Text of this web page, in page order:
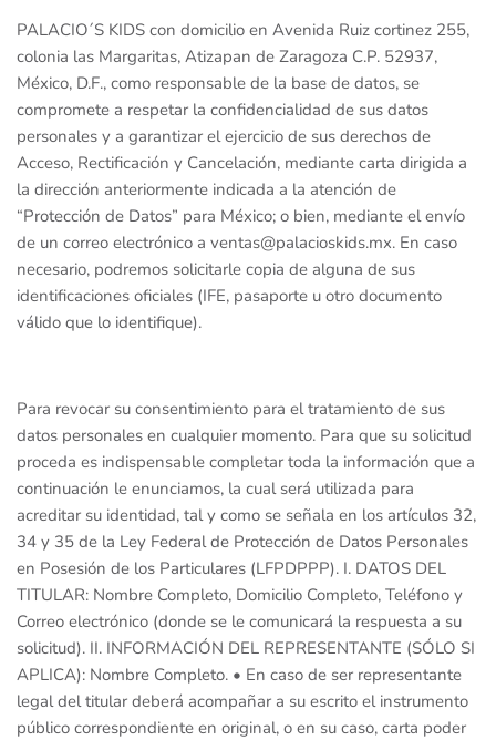
PALACIO´S KIDS con domicilio en Avenida Ruiz cortinez 255,
colonia las Margaritas, Atizapan de Zaragoza C.P. 52937,
México, D.F., como responsable de la base de datos, se
compromete a respetar la confidencialidad de sus datos
personales y a garantizar el ejercicio de sus derechos de
Acceso, Rectificación y Cancelación, mediante carta dirigida a
la dirección anteriormente indicada a la atención de
“Protección de Datos” para México; o bien, mediante el envío
de un correo electrónico a ventas@palacioskids.mx. En caso
necesario, podremos solicitarle copia de alguna de sus
identificaciones oficiales (IFE, pasaporte u otro documento
válido que lo identifique).
Para revocar su consentimiento para el tratamiento de sus
datos personales en cualquier momento. Para que su solicitud
proceda es indispensable completar toda la información que a
continuación le enunciamos, la cual será utilizada para
acreditar su identidad, tal y como se señala en los artículos 32,
34 y 35 de la Ley Federal de Protección de Datos Personales
en Posesión de los Particulares (LFPDPPP). I. DATOS DEL
TITULAR: Nombre Completo, Domicilio Completo, Teléfono y
Correo electrónico (donde se le comunicará la respuesta a su
solicitud). II. INFORMACIÓN DEL REPRESENTANTE (SÓLO SI
APLICA): Nombre Completo. • En caso de ser representante
legal del titular deberá acompañar a su escrito el instrumento
público correspondiente en original, o en su caso, carta poder